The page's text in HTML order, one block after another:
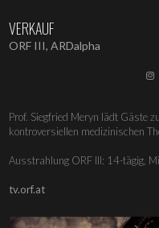
VERKAUF
ORF III, ARDalpha

Prof. Siegfried Meryn lädt Gäste
kontroversiellen medizinischen
Ausstrahlung ORF III: 14-tägig,
tv.orf.at